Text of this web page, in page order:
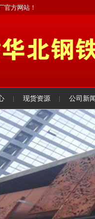
官方网站！
现货资源 公司新